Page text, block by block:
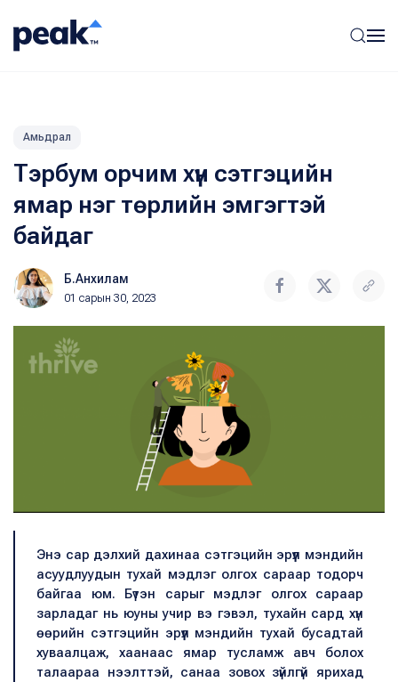
Амьдрал
Тэрбум орчим хүн сэтгэцийн
ямар нэг төрлийн эмгэгтэй
байдаг
Б.Анхилам
01 сарын 30, 2023
Энэ сар дэлхий дахинаа сэтгэцийн эрүүл мэндийн
асуудлуудын тухай мэдлэг олгох сараар тодорч
байгаа юм. Бүтэн сарыг мэдлэг олгох сараар
зарладаг нь юуны учир вэ гэвэл, тухайн сард хүн
өөрийн сэтгэцийн эрүүл мэндийн тухай бусадтай
хуваалцаж, хаанаас ямар тусламж авч болох
талаараа нээлттэй, санаа зовох зүйлгүй ярихад